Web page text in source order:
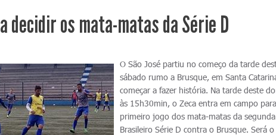
decidir os mata-matas da Série D
O São José partiu no começo da tarde
sábado rumo a Brusque, em Santa
começar a fazer história. Na tarde deste
às 15h30min, o Zeca entra em campo
primeiro jogo dos mata-matas da
Brasileiro Série D contra o Brusque. Será o